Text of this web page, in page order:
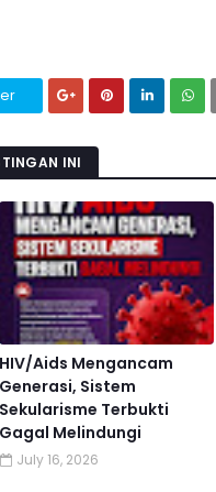
INI
HIV/Aids Mengancam
Generasi, Sistem
Sekularisme Terbukti
Gagal Melindungi
July 16, 2026